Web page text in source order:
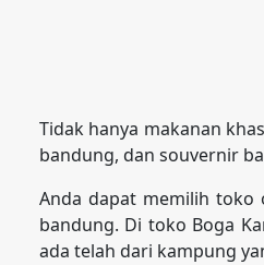
Tidak hanya makanan
bandung, dan souvernir
Anda dapat memilih toko
bandung. Di toko Boga
ada telah dari kampung